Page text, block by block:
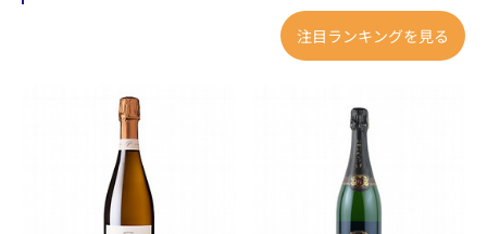
注目ランキングを見る